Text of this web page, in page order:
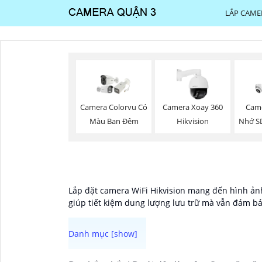
LẮP
Camera Colorvu Có
Màu Ban Đêm
Camera Xoay 360
Hikvision
Nhớ
Lắp đặt camera WiFi Hikvision mang đến hình
giúp tiết kiệm dung lượng lưu trữ mà vẫn đảm